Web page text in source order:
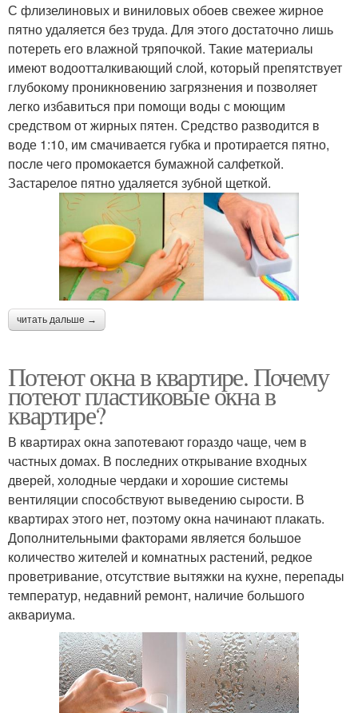
С флизелиновых и виниловых обоев свежее жирное
пятно удаляется без труда. Для этого достаточно лишь
потереть его влажной тряпочкой. Такие материалы
имеют водоотталкивающий слой, который препятствует
глубокому проникновению загрязнения и позволяет
легко избавиться при помощи воды с моющим
средством от жирных пятен. Средство разводится в
воде 1:10, им смачивается губка и протирается пятно,
после чего промокается бумажной салфеткой.
Застарелое пятно удаляется зубной щеткой.
читать дальше →
Потеют окна в квартире. Почему
потеют пластиковые окна в
квартире?
В квартирах окна запотевают гораздо чаще, чем в
частных домах. В последних открывание входных
дверей, холодные чердаки и хорошие системы
вентиляции способствуют выведению сырости. В
квартирах этого нет, поэтому окна начинают плакать.
Дополнительными факторами является большое
количество жителей и комнатных растений, редкое
проветривание, отсутствие вытяжки на кухне, перепады
температур, недавний ремонт, наличие большого
аквариума.